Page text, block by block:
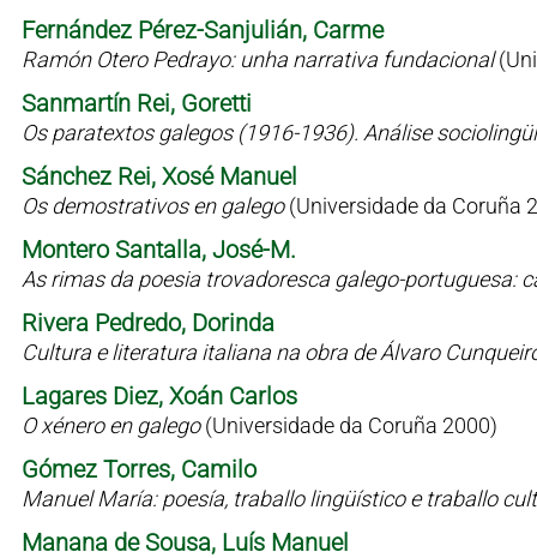
Fernández Pérez-Sanjulián, Carme
Ramón Otero Pedrayo: unha narrativa fundacional
Sanmartín Rei, Goretti
Os paratextos galegos (1916-1936). Análise
Sánchez Rei, Xosé Manuel
Os demostrativos en galego(Universidade da Coruña
Montero Santalla, José-M.
As rimas da poesia trovadoresca galego-portuguesa:
Rivera Pedredo, Dorinda
Cultura e literatura italiana na obra de Álvaro
Lagares Diez, Xoán Carlos
O xénero en galego(Universidade da Coruña 2000)
Gómez Torres, Camilo
Manuel María: poesía, traballo lingüístico e traballo
Manana de Sousa, Luís Manuel